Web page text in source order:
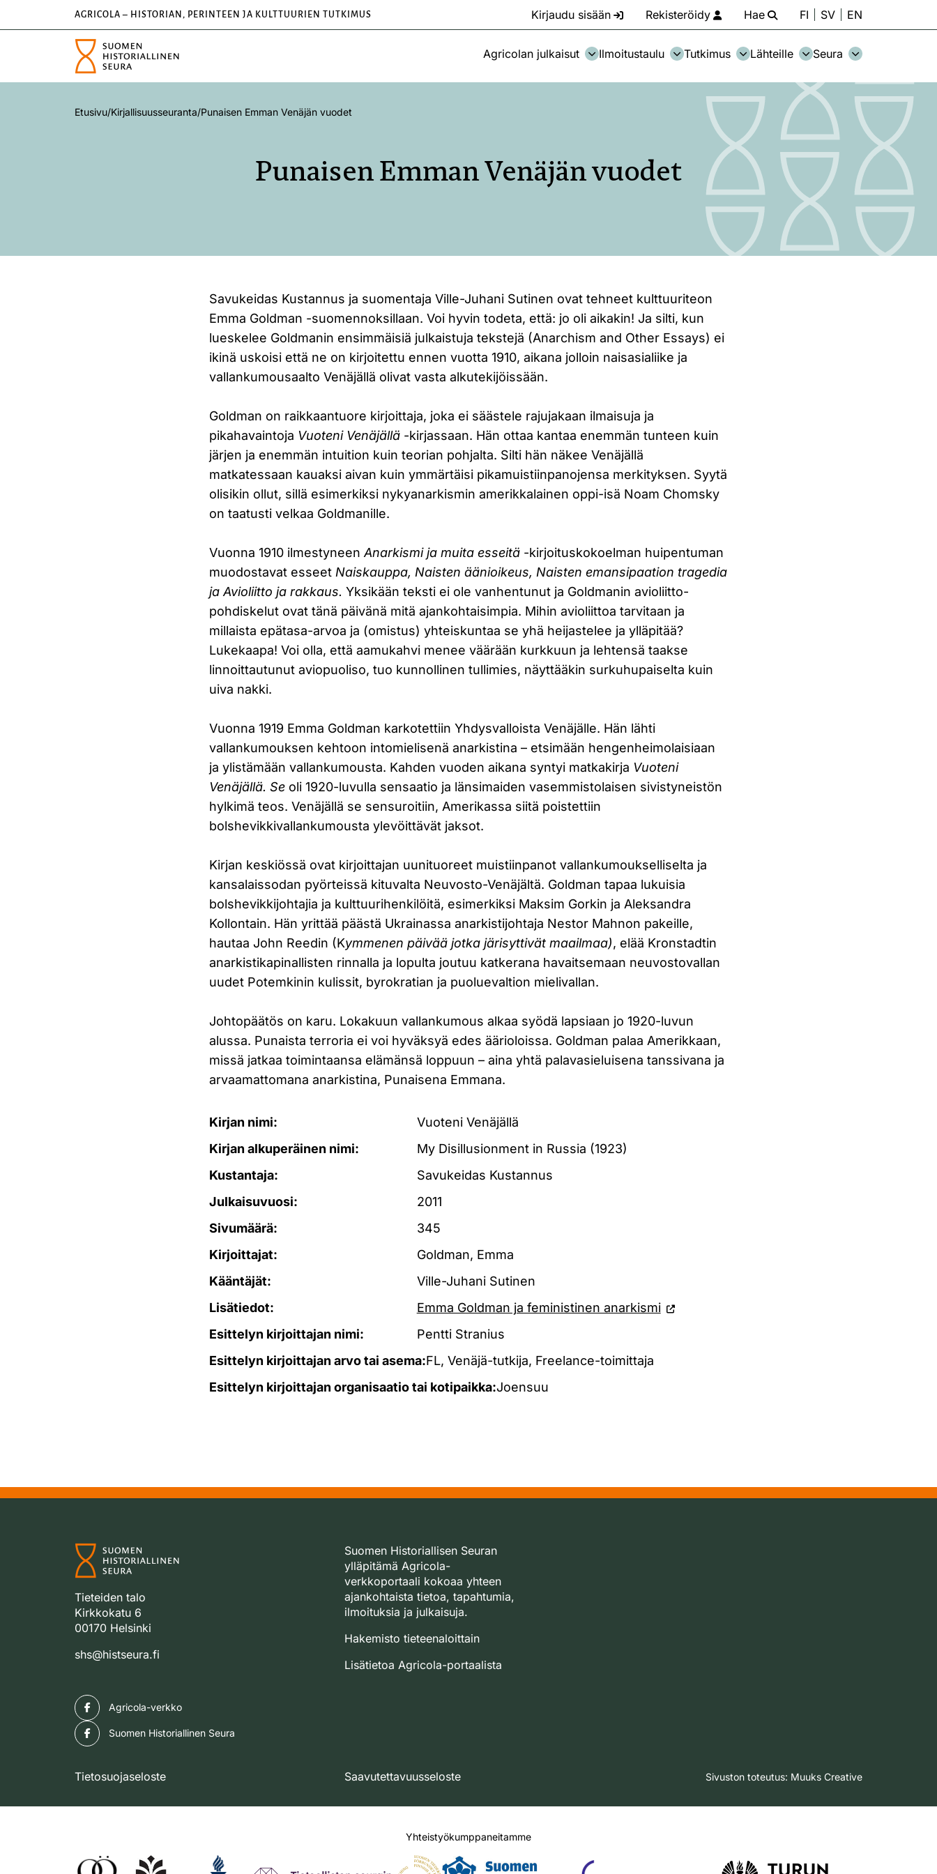
AGRICOLA – HISTORIAN, PERINTEEN JA KULTTUURIEN TUTKIMUS Kirjaudu sisään Rekisteröidy Hae FI SV EN
Agricolan julkaisut Ilmoitustaulu Tutkimus Lähteille Seura
Etusivu/Kirjallisuusseuranta/Punaisen Emman Venäjän vuodet
Punaisen Emman Venäjän vuodet
Savukeidas Kustannus ja suomentaja Ville-Juhani Sutinen ovat tehneet kulttuuriteon
Emma Goldman -suomennoksillaan. Voi hyvin todeta, että: jo oli aikakin! Ja silti, kun
lueskelee Goldmanin ensimmäisiä julkaistuja tekstejä (Anarchism and Other Essays) ei
ikinä uskoisi että ne on kirjoitettu ennen vuotta 1910, aikana jolloin naisasialiike ja
vallankumousaalto Venäjällä olivat vasta alkutekijöissään.
Goldman on raikkaantuore kirjoittaja, joka ei säästele rajujakaan ilmaisuja ja
pikahavaintoja Vuoteni Venäjällä -kirjassaan. Hän ottaa kantaa enemmän tunteen kuin
järjen ja enemmän intuition kuin teorian pohjalta. Silti hän näkee Venäjällä
matkatessaan kauaksi aivan kuin ymmärtäisi pikamuistiinpanojensa merkityksen. Syytä
olisikin ollut, sillä esimerkiksi nykyanarkismin amerikkalainen oppi-isä Noam Chomsky
on taatusti velkaa Goldmanille.
Vuonna 1910 ilmestyneen Anarkismi ja muita esseitä -kirjoituskokoelman huipentuman
muodostavat esseet Naiskauppa, Naisten äänioikeus, Naisten emansipaation tragedia
ja Avioliitto ja rakkaus.Yksikään teksti ei ole vanhentunut ja Goldmanin avioliitto-
pohdiskelut ovat tänä päivänä mitä ajankohtaisimpia. Mihin avioliittoa tarvitaan ja
millaista epätasa-arvoa ja (omistus) yhteiskuntaa se yhä heijastelee ja ylläpitää?
Lukekaapa! Voi olla, että aamukahvi menee väärään kurkkuun ja lehtensä taakse
linnoittautunut aviopuoliso, tuo kunnollinen tullimies, näyttääkin surkuhupaiselta kuin
uiva nakki.
Vuonna 1919 Emma Goldman karkotettiin Yhdysvalloista Venäjälle. Hän lähti
vallankumouksen kehtoon intomielisenä anarkistina – etsimään hengenheimolaisiaan
ja ylistämään vallankumousta. Kahden vuoden aikana syntyi matkakirja Vuoteni
Venäjällä. Se oli 1920-luvulla sensaatio ja länsimaiden vasemmistolaisen sivistyneistön
hylkimä teos. Venäjällä se sensuroitiin, Amerikassa siitä poistettiin
bolshevikkivallankumousta ylevöittävät jaksot.
Kirjan keskiössä ovat kirjoittajan uunituoreet muistiinpanot vallankumoukselliselta ja
kansalaissodan pyörteissä kituvalta Neuvosto-Venäjältä. Goldman tapaa lukuisia
bolshevikkijohtajia ja kulttuurihenkilöitä, esimerkiksi Maksim Gorkin ja Aleksandra
Kollontain. Hän yrittää päästä Ukrainassa anarkistijohtaja Nestor Mahnon pakeille,
hautaa John Reedin (Kymmenen päivää jotka järisyttivät maailmaa), elää Kronstadtin
anarkistikapinallisten rinnalla ja lopulta joutuu katkerana havaitsemaan neuvostovallan
uudet Potemkinin kulissit, byrokratian ja puoluevaltion mielivallan.
Johtopäätös on karu. Lokakuun vallankumous alkaa syödä lapsiaan jo 1920-luvun
alussa. Punaista terroria ei voi hyväksyä edes äärioloissa. Goldman palaa Amerikkaan,
missä jatkaa toimintaansa elämänsä loppuun – aina yhtä palavasieluisena tanssivana ja
arvaamattomana anarkistina, Punaisena Emmana.
Kirjan nimi:
Vuoteni Venäjällä
Kirjan alkuperäinen nimi:
My Disillusionment in Russia (1923)
Kustantaja:
Savukeidas Kustannus
Julkaisuvuosi:
2011
Sivumäärä:
345
Kirjoittajat:
Goldman, Emma
Kääntäjät:
Ville-Juhani Sutinen
Lisätiedot:
Emma Goldman ja feministinen anarkismi
Esittelyn kirjoittajan nimi:
Pentti Stranius
Esittelyn kirjoittajan arvo tai asema:FL, Venäjä-tutkija, Freelance-toimittaja
Esittelyn kirjoittajan organisaatio tai kotipaikka:Joensuu
Tieteiden talo
Kirkkokatu 6
00170 Helsinki
shs@histseura.fi
Suomen Historiallisen Seuran
ylläpitämä Agricola-
verkkoportaali kokoaa yhteen
ajankohtaista tietoa, tapahtumia,
ilmoituksia ja julkaisuja.
Hakemisto tieteenaloittain
Lisätietoa Agricola-portaalista
Agricola-verkko
Suomen Historiallinen Seura
Tietosuojaseloste Saavutettavuusseloste Sivuston toteutus: Muuks Creative
Yhteistyökumppaneitamme